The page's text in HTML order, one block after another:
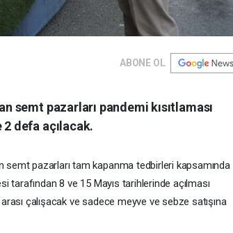
ABONE OL
semt pazarları pandemi kısıtlaması
defa açılacak.
pazarları tam kapanma tedbirleri kapsamında
8 ve 15 Mayıs tarihlerinde açılması
çalışacak ve sadece meyve ve sebze satışına